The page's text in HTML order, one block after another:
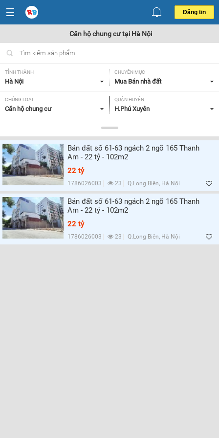
Đăng tin
Căn hộ chung cư tại Hà Nội
TỈNH THÀNH
Hà Nội
CHUYÊN MỤC
Mua Bán nhà đất
CHỦNG LOẠI
Căn hộ chung cư
QUẬN HUYỆN
H.Phú Xuyên
< 70 m2,
MỨC GIÁ
Tất cả
SỐ PHÒNG NGỦ
Tất cả
CĂN GÓC/ CĂN THƯỜNG
HƯỚNG CỬA CHÍNH
Tất cả
HƯỚNG BAN CÔNG
Tất cả
GIẤY TỜ PHÁP LÝ
Tất cả
Lọc
Bán đất số 61-63 ngách 2 ngõ 165 Thanh
Am - 22 tỷ - 102m2
22 tỷ
1786026003 23 Q.Long Biên, Hà Nội
Bán đất số 61-63 ngách 2 ngõ 165 Thanh
Am - 22 tỷ - 102m2
22 tỷ
1786026003 23 Q.Long Biên, Hà Nội